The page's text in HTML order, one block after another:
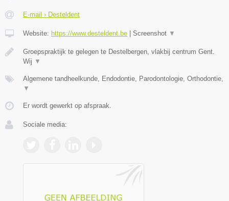
E-mail › Desteldent
Website: https://www.desteldent.be Screenshot ▼
Groepspraktijk te gelegen te Destelbergen, vlakbij centrum Gent.
Wij ▼
Algemene tandheelkunde, Endodontie, Parodontologie, Orthodontie,
▼
Er wordt gewerkt op afspraak.
Sociale media: